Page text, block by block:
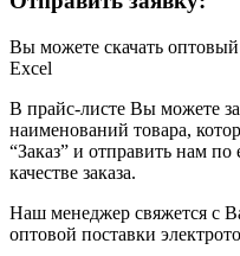
Вы можете скачать
Excel
В прайс-листе Вы можете
наименований товара,
“Заказ” и отправить нам по
качестве заказа.
Наш менеджер свяжется с
оптовой поставки